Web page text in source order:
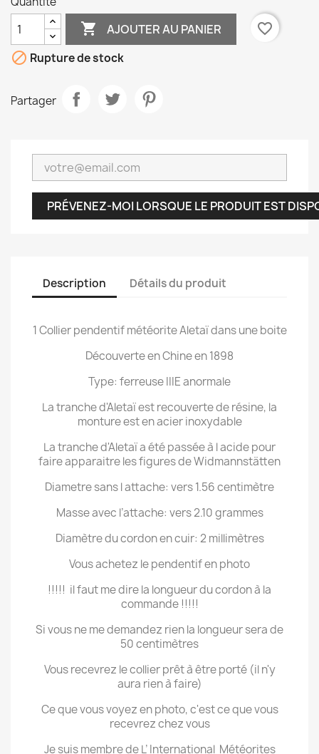
 AJOUTER AU PANIER
favorite_border
 Rupture de stock
Partager
PRÉVENEZ-MOI LORSQUE LE PRODUIT EST
Description Détails du produit
1 Collier pendentif météorite Aletaï dans une boite
Découverte en Chine en 1898
Type: ferreuse IIIE anormale
La tranche d'Aletaï est recouverte de résine, la
monture est en acier inoxydable
La tranche d'Aletaï a été passée à l acide pour
faire apparaitre les figures de Widmannstätten
Diametre sans l attache: vers 1.56 centimètre
Masse avec l’attache: vers 2.10 grammes
Diamètre du cordon en cuir: 2 millimètres
Vous achetez le pendentif en photo
!!!!! il faut me dire la longueur du cordon à la
commande !!!!!
Si vous ne me demandez rien la longueur sera de
50 centimètres
Vous recevrez le collier prêt à être porté (il n'y
aura rien à faire)
Ce que vous voyez en photo, c'est ce que vous
recevrez chez vous
Je suis membre de L’ International Météorites